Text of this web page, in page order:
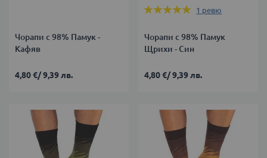
Чорапи с 98% Памук -
Кафяв
4,80 €/9,39 лв.
Оценка:
1 ревю
Чорапи с 98% Памук
Щрихи - Син
4,80 €/9,39 лв.